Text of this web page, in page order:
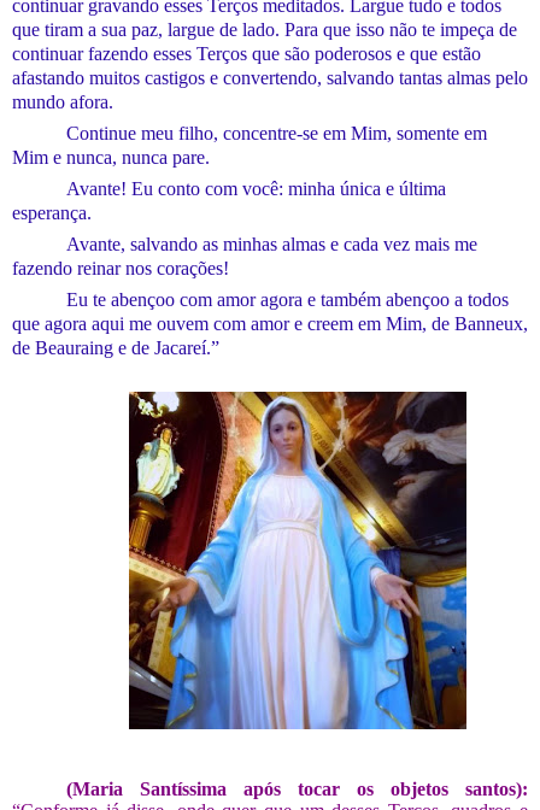
continuar gravando esses Terços meditados. Largue tudo e todos
que tiram a sua paz, largue de lado. Para que isso não te impeça de
continuar fazendo esses Terços que são poderosos e que estão
afastando muitos castigos e convertendo, salvando tantas almas pelo
mundo afora.
Continue meu filho, concentre-se em Mim, somente em
Mim e nunca, nunca pare.
Avante! Eu conto com você: minha única e última
esperança.
Avante, salvando as minhas almas e cada vez mais me
fazendo reinar nos corações!
Eu te abençoo com amor agora e também abençoo a todos
que agora aqui me ouvem com amor e creem em Mim, de Banneux,
de Beauraing e de Jacareí.”
(Maria Santíssima após tocar os objetos santos):